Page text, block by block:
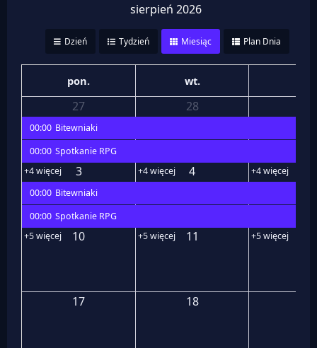
sierpień 2026
Dzień Tydzień Miesiąc Plan Dnia
pon. wt.
27
00:00 Bitewniaki
00:00 Spotkanie RPG
+4 więcej
28
+4 więcej +4 więcej
3
00:00 Bitewniaki
00:00 Spotkanie RPG
+5 więcej
4
+5 więcej +5 więcej
10 11
17 18